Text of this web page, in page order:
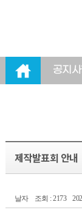
공지
제작발표회 안내
날자 조회 : 2173